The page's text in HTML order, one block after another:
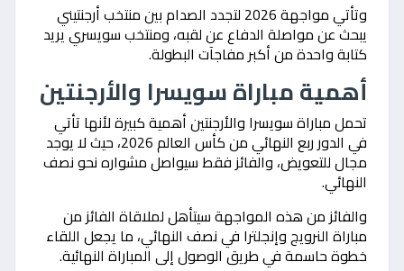
وتأتي مواجهة 2026 لتجدد الصدام بين منتخب أرجنتيني
يبحث عن مواصلة الدفاع عن لقبه، ومنتخب سويسري يريد
كتابة واحدة من أكبر مفاجآت البطولة.
أهمية مباراة سويسرا والأرجنتين
تحمل مباراة سويسرا والأرجنتين أهمية كبيرة لأنها تأتي
في الدور ربع النهائي من كأس العالم 2026، حيث لا يوجد
مجال للتعويض، والفائز فقط سيواصل مشواره نحو نصف
النهائي.
والفائز من هذه المواجهة سيتأهل لملاقاة الفائز من
مباراة النرويج وإنجلترا في نصف النهائي، ما يجعل اللقاء
خطوة حاسمة في طريق الوصول إلى المباراة النهائية.